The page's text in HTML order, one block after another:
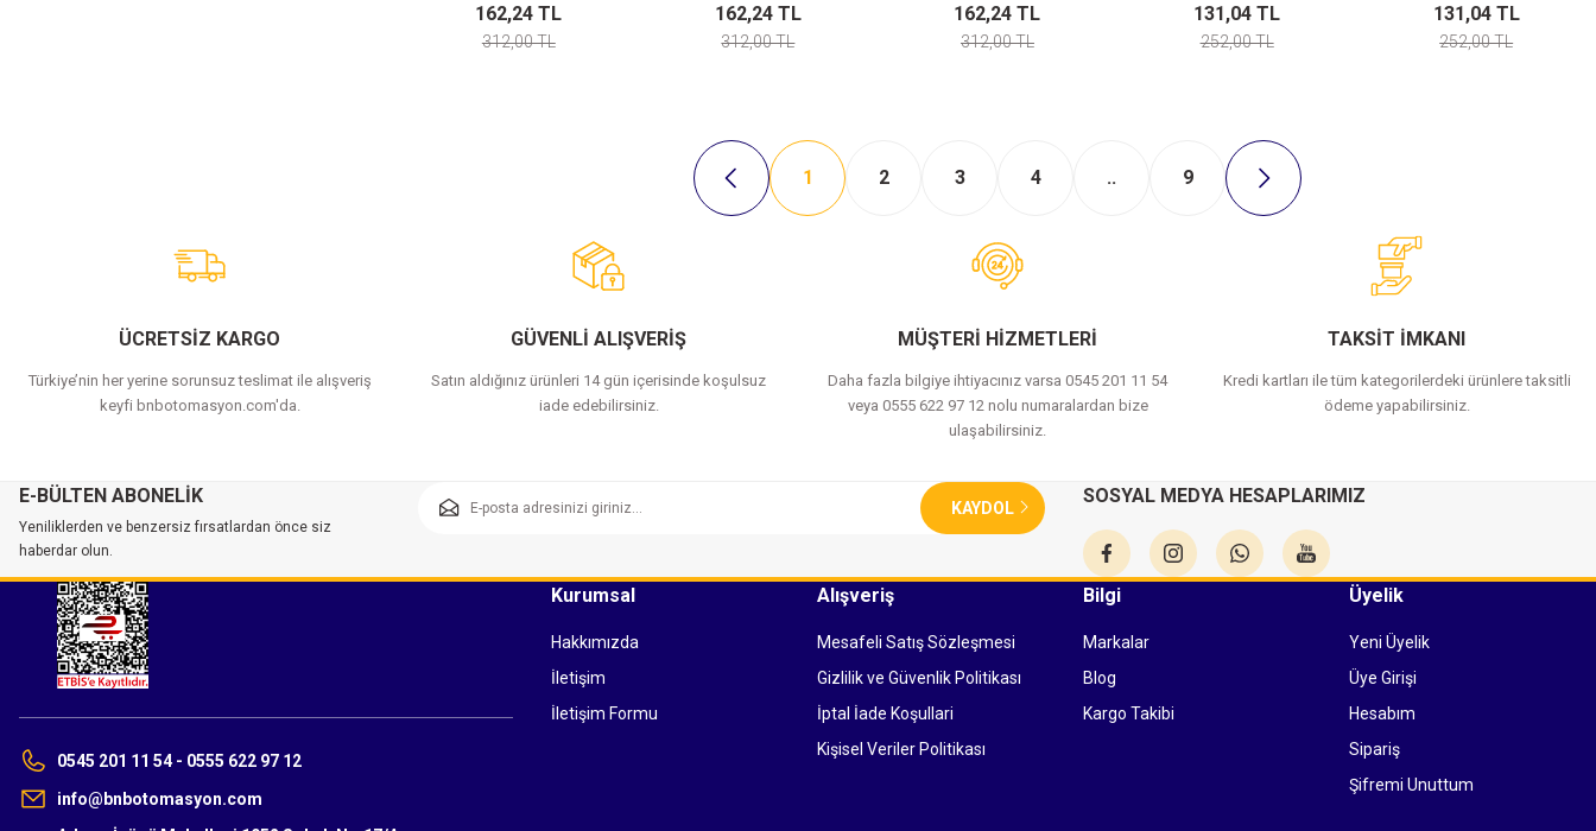
162,24 TL
312,00 TL
162,24 TL
312,00 TL
162,24 TL
312,00 TL
131,04 TL
252,00 TL
131,04 TL
252,00 TL
1 2 3 4 .. 9
ÜCRETSİZ KARGO
Türkiye’nin her yerine sorunsuz teslimat ile alışveriş
keyfi bnbotomasyon.com'da.
GÜVENLİ ALIŞVERİŞ
Satın aldığınız ürünleri 14 gün içerisinde koşulsuz
iade edebilirsiniz.
MÜŞTERİ HİZMETLERİ
Daha fazla bilgiye ihtiyacınız varsa 0545 201 11 54
veya 0555 622 97 12 nolu numaralardan bize
ulaşabilirsiniz.
TAKSİT İMKANI
Kredi kartları ile tüm kategorilerdeki ürünlere taksitli
ödeme yapabilirsiniz.
E-BÜLTEN ABONELİK
Yeniliklerden ve benzersiz fırsatlardan önce siz
haberdar olun.
KAYDOL
SOSYAL MEDYA HESAPLARIMIZ
0545 201 11 54 - 0555 622 97 12
info@bnbotomasyon.com
Kurumsal
Hakkımızda
İletişim
İletişim Formu
Alışveriş
Mesafeli Satış Sözleşmesi
Gizlilik ve Güvenlik Politikası
İptal İade Koşullari
Kişisel Veriler Politikası
Bilgi
Markalar
Blog
Kargo Takibi
Üyelik
Yeni Üyelik
Üye Girişi
Hesabım
Sipariş
Şifremi Unuttum